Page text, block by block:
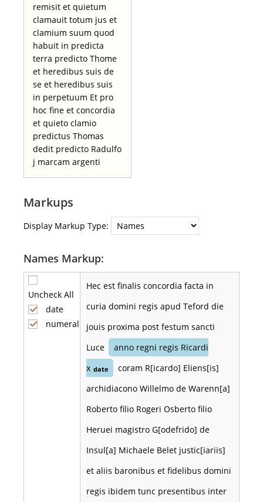
remisit et quietum
clamauit totum jus et
clamium suum quod
habuit in predicta
terra predicto Thome
et heredibus suis de
se et heredibus suis
in perpetuum Et pro
hoc fine et concordia
et quieto clamio
predictus Thomas
dedit predicto Radulfo
j marcam argenti
Markups
Display Markup Type:
Names Markup:
Uncheck All
date
numeral
Hec est finalis concordia facta in
curia domini regis apud Teford die
jouis proxima post festum sancti
Luce
anno regni regis Ricardi
x date
coram R[icardo] Eliens[is]
archidiacono Willelmo de Warenn[a]
Roberto filio Rogeri Osberto filio
Heruei magistro G[odefrido] de
Insul[a] Michaele Belet justic[iariis]
et aliis baronibus et fidelibus domini
regis ibidem tunc presentibus inter